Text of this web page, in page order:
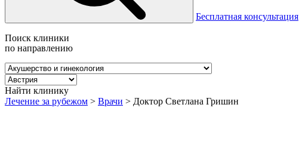
Бесплатная консультация
Поиск клиники
по направлению
Найти клинику
Лечение за рубежом > Врачи > Доктор Светлана Гришин